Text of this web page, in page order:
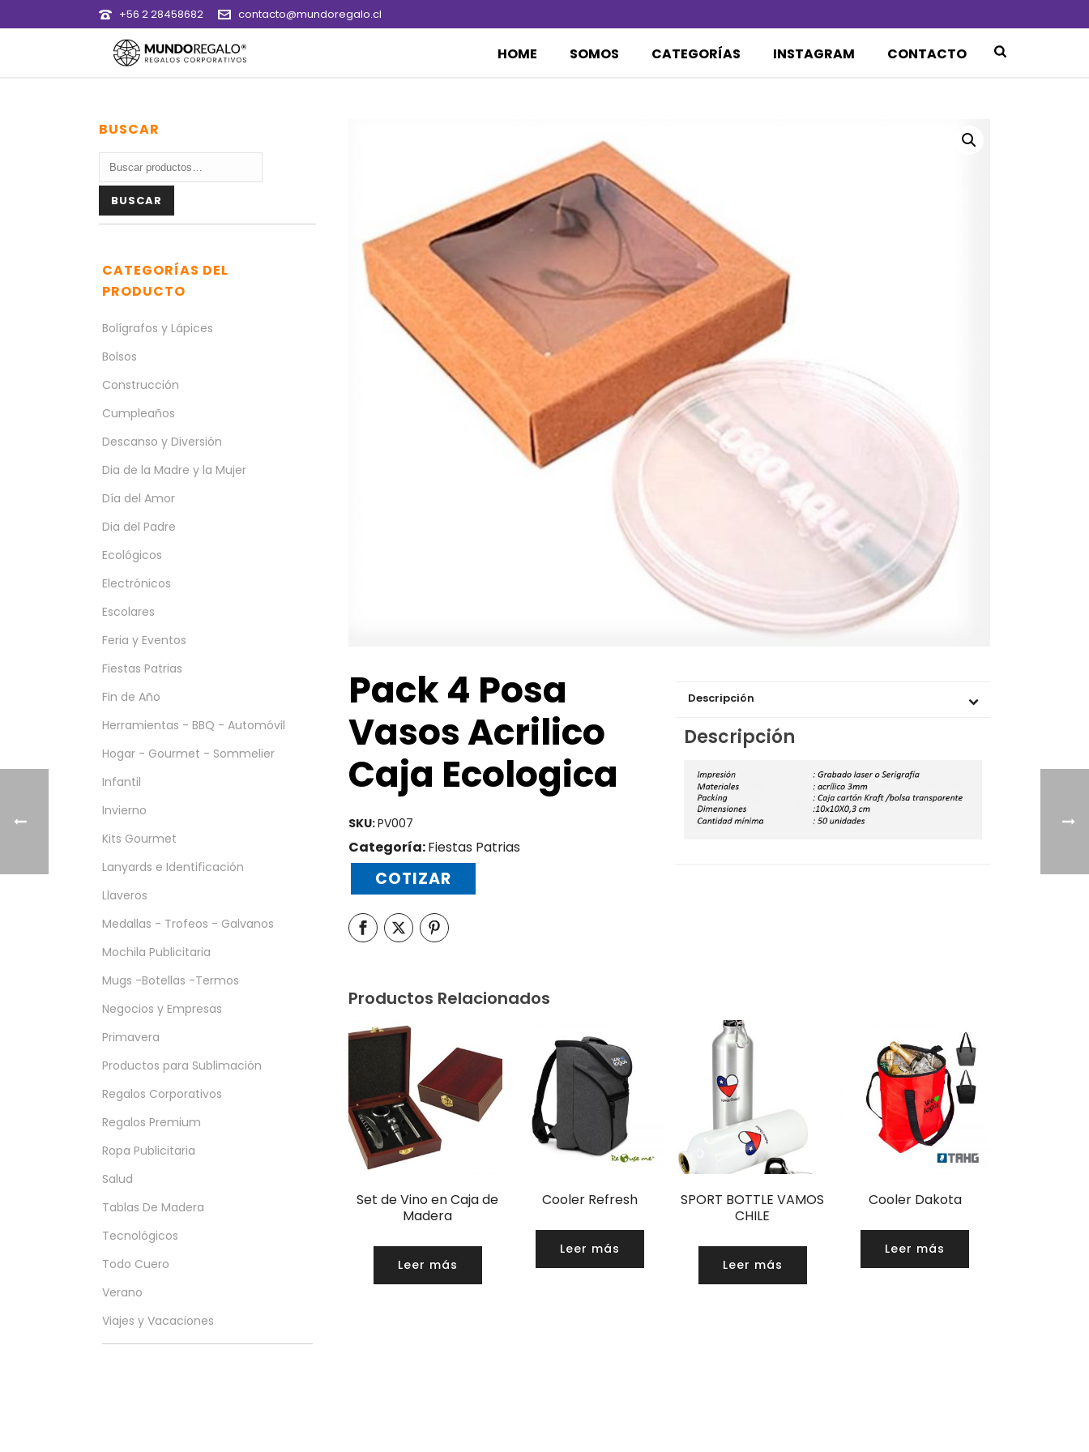
+56 2 28458682 contacto@mundoregalo.cl
HOME SOMOS CATEGORÍAS INSTAGRAM CONTACTO
Pack 4 Posa
Vasos Acrilico
Caja Ecologica
SKU:PV007
Categoría:Fiestas Patrias
COTIZAR
Descripción
Descripción
Productos Relacionados
Set de Vino en Caja de
Madera
Leer más
Cooler Refresh
Leer más
SPORT BOTTLE VAMOS
CHILE
Leer más
Cooler Dakota
Leer más
BUSCAR
Buscar
por:
BUSCAR
CATEGORÍAS DEL
PRODUCTO
Bolígrafos y Lápices
Bolsos
Construcción
Cumpleaños
Descanso y Diversión
Dia de la Madre y la Mujer
Día del Amor
Dia del Padre
Ecológicos
Electrónicos
Escolares
Feria y Eventos
Fiestas Patrias
Fin de Año
Herramientas - BBQ - Automóvil
Hogar - Gourmet - Sommelier
Infantil
Invierno
Kits Gourmet
Lanyards e Identificación
Llaveros
Medallas - Trofeos - Galvanos
Mochila Publicitaria
Mugs -Botellas -Termos
Negocios y Empresas
Primavera
Productos para Sublimación
Regalos Corporativos
Regalos Premium
Ropa Publicitaria
Salud
Tablas De Madera
Tecnológicos
Todo Cuero
Verano
Viajes y Vacaciones